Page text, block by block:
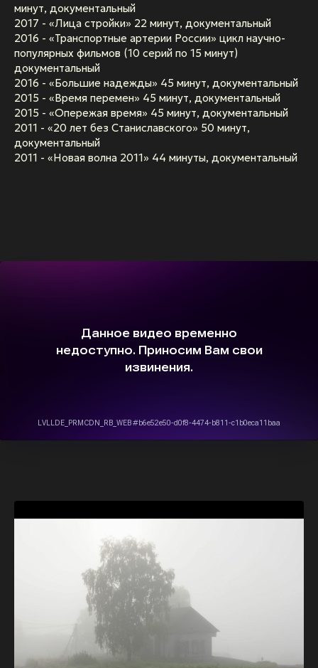
минут, документальный
2017 - «Лица стройки» 22 минут, документальный
2016 - «Транспортные артерии России» цикл научно-
популярных фильмов (10 серий по 15 минут)
документальный
2016 - «Большие надежды» 45 минут, документальный
2015 - «Время перемен» 45 минут, документальный
2015 - «Опережая время» 45 минут, документальный
2011 - «20 лет без Станиславского» 50 минут,
документальный
2011 - «Новая волна 2011» 44 минуты, документальный